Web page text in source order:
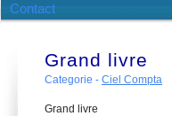
Contact
Grand livre
Categorie - Ciel Compta
Grand livre